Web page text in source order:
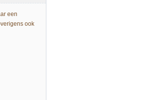
een
ook